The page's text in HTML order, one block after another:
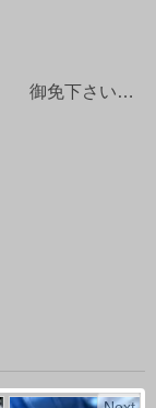
御免下さい…